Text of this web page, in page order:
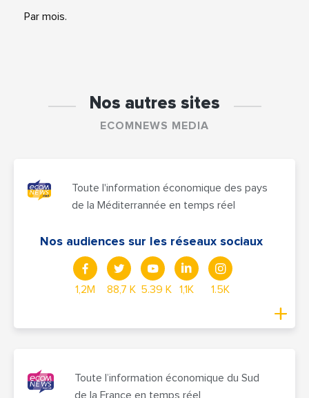
Par mois.
Nos autres sites
ECOMNEWS MEDIA
Toute l'information économique des pays
de la Méditerrannée en temps réel
Nos audiences sur les réseaux sociaux
1,2M 88,7 K 5.39 K 1,1K 1.5K
Toute l’information économique du Sud
de la France en temps réel